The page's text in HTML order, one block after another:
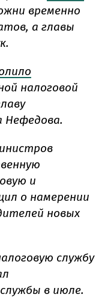
временно
а главы
налоговой
Нефедова.
и
о намерении
новых
службу
в июле.